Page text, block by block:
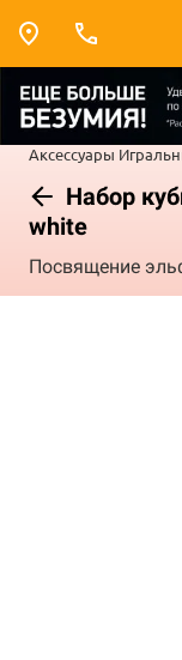
Аксессуары
Набор
white
Посвящение